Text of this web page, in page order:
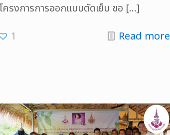
โครงการการออกแบบตัดเย็บ ขอ […]
1
Read more